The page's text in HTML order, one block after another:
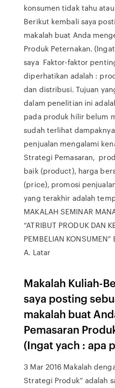
konsumen tidak tahu
Berikut kembali saya
makalah buat Anda
Produk Peternakan.
saya Faktor-faktor
diperhatikan adalah :
dan distribusi. Tujuan
dalam penelitian ini
pada produk hilir belum
sudah terlihat
penjualan mengalami
Strategi Pemasaran,
baik (product), harga
(price), promosi
yang terakhir adalah
MAKALAH SEMINAR
“ATRIBUT PRODUK DAN
PEMBELIAN
A. Latar
Makalah Kuliah-
saya posting
makalah buat
Pemasaran
(Ingat yach : apa
3 Mar 2016 Makalah
Strategi Produk” adalah